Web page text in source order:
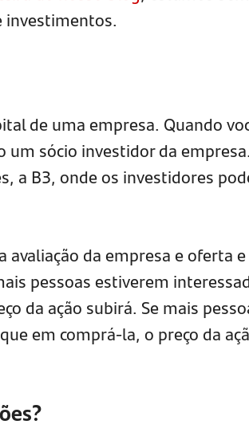
investimentos.
de uma empresa. Quando
um sócio investidor da
a B3, onde os investidores
avaliação da empresa e oferta e
pessoas estiverem
da ação subirá. Se mais
em comprá-la, o preço da